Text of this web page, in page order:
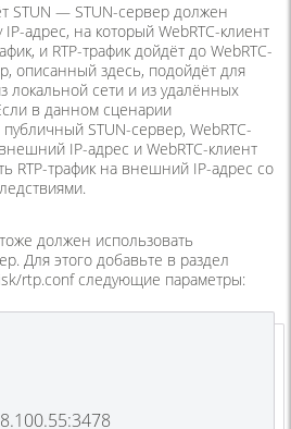
STUN — STUN-сервер должен
IP-адрес, на который WebRTC-клиент
и RTP-трафик дойдёт до WebRTC-
описанный здесь, подойдёт для
локальной сети и из удалённых
в данном сценарии
STUN-сервер, WebRTC-
IP-адрес и WebRTC-клиент
RTP-трафик на внешний IP-адрес со
должен использовать
Для этого добавьте в раздел
rtp.conf следующие параметры: